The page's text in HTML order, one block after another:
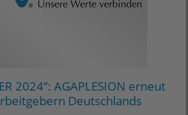
2024“: AGAPLESION erneut
Deutschlands